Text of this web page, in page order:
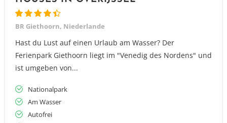
BR Giethoorn, Niederlande
Hast du Lust auf einen Urlaub am Wasser? Der
Ferienpark Giethoorn liegt im "Venedig des Nordens" und
ist umgeben von...
Nationalpark
Am Wasser
Autofrei